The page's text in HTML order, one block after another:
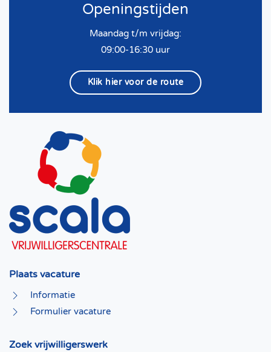
Openingstijden
Maandag t/m vrijdag:
09:00-16:30 uur
Klik hier voor de route
Plaats vacature
Informatie
Formulier vacature
Zoek vrijwilligerswerk